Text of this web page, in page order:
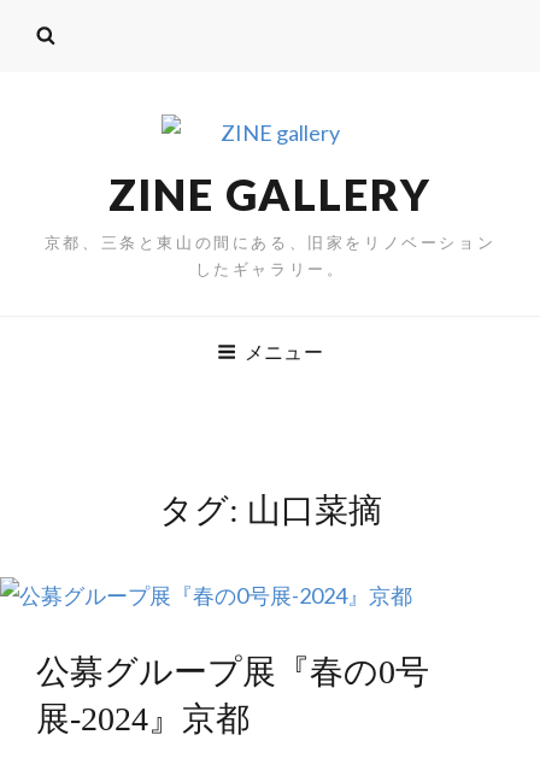
ZINE GALLERY
京都、三条と東山の間にある、旧家をリノベーション
したギャラリー。
メニュー
タグ: 山口菜摘
公募グループ展『春の0号
展-2024』京都